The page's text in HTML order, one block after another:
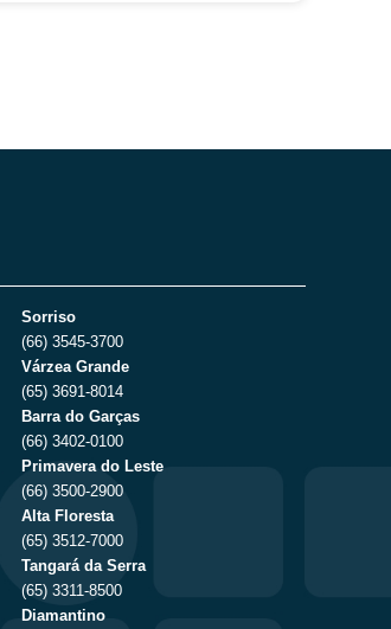
Sorriso
(66) 3545-3700
Várzea Grande
(65) 3691-8014
Barra do Garças
(66) 3402-0100
Primavera do Leste
(66) 3500-2900
Alta Floresta
(65) 3512-7000
Tangará da Serra
(65) 3311-8500
Diamantino